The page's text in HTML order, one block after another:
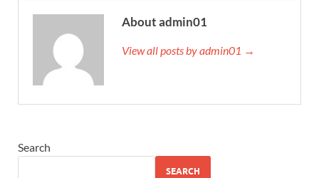
About admin01
View all posts by admin01 →
Search
SEARCH